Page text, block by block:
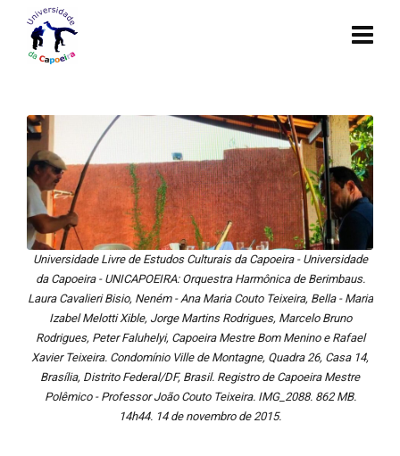
Universidade Livre de Estudos Culturais da Capoeira - Universidade
da Capoeira - UNICAPOEIRA: Orquestra Harmônica de Berimbaus.
Laura Cavalieri Bisio, Neném - Ana Maria Couto Teixeira, Bella - Maria
Izabel Melotti Xible, Jorge Martins Rodrigues, Marcelo Bruno
Rodrigues, Peter Faluhelyi, Capoeira Mestre Bom Menino e Rafael
Xavier Teixeira. Condomínio Ville de Montagne, Quadra 26, Casa 14,
Brasília, Distrito Federal/DF, Brasil. Registro de Capoeira Mestre
Polêmico - Professor João Couto Teixeira. IMG_2088. 862 MB.
14h44. 14 de novembro de 2015.